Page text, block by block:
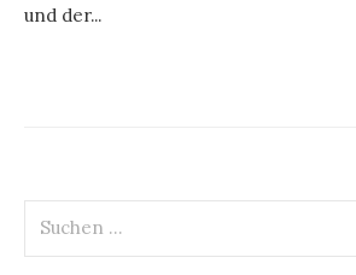
und der...
nach: